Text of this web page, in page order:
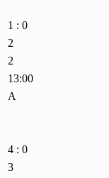
1 : 0
2
2
13:00
A
4 : 0
3